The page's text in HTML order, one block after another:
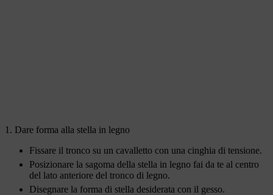
1. Dare forma alla stella in legno
Fissare il tronco su un cavalletto con una cinghia di tensione.
Posizionare la sagoma della stella in legno fai da te al centro
del lato anteriore del tronco di legno.
Disegnare la forma di stella desiderata con il gesso.